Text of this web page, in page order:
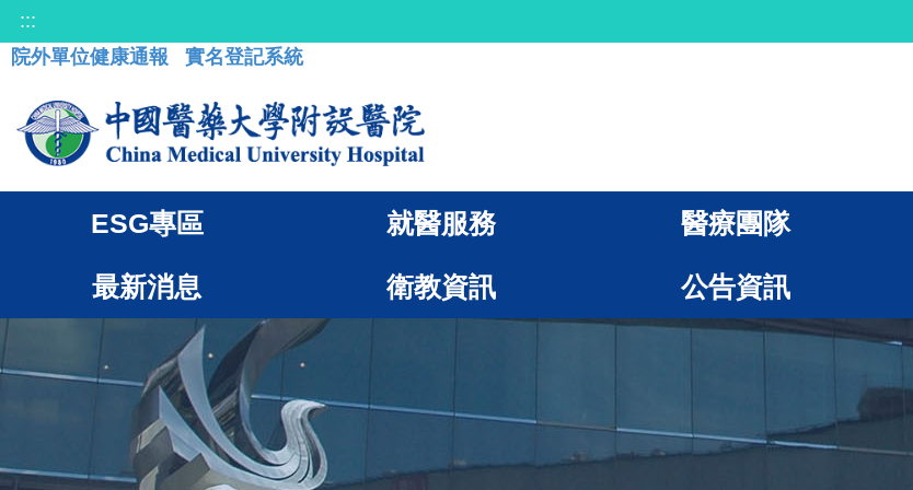
:::
院外單位健康通報
實名登記系統
ESG專區 就醫服務 醫療團隊
最新消息 衛教資訊 公告資訊